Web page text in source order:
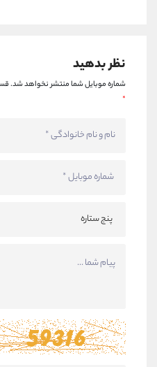
نظر بدهید
شماره موبایل شما منتشر نخواهد شد.
*